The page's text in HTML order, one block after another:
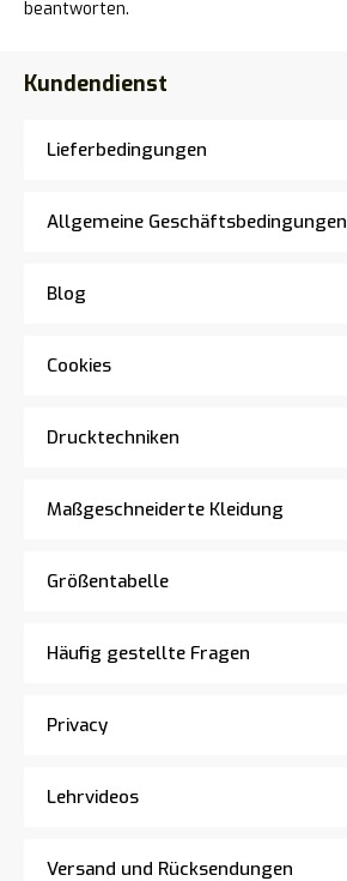
beantworten.
Kundendienst
Lieferbedingungen
Allgemeine Geschäftsbedingungen
Blog
Cookies
Drucktechniken
Maßgeschneiderte Kleidung
Größentabelle
Häufig gestellte Fragen
Privacy
Lehrvideos
Versand und Rücksendungen